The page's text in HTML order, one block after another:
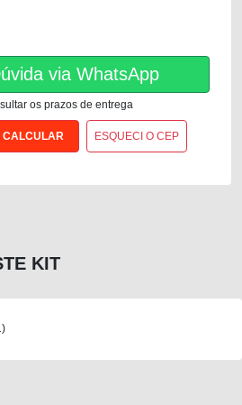
via WhatsApp
os prazos de entrega
ESQUECI O CEP
KIT